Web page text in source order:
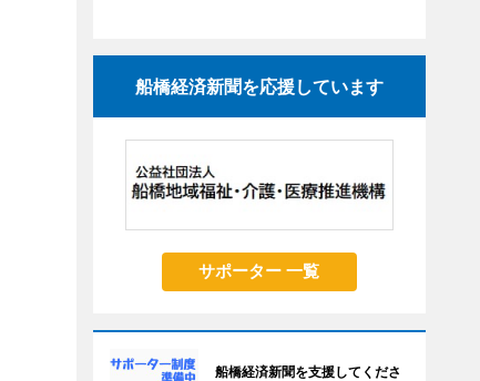
船橋経済新聞を応援しています
サポーター 一覧
船橋経済新聞を支援してくださ